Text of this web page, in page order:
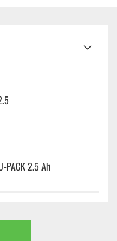
PACK 2.5 Ah